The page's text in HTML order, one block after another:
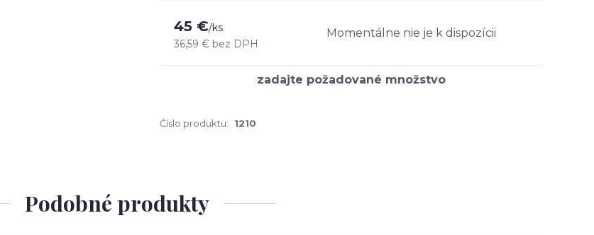
45 €/ks
36,59 € bez DPH
Momentálne nie je k dispozícii
Číslo produktu: 1210
Podobné produkty